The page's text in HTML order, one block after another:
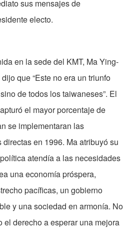
sus mensajes de
electo.
en la sede del KMT, Ma Ying-
que “Este no era un triunfo
de todos los taiwaneses”. El
el mayor porcentaje de
se implementaran las
en 1996. Ma atribuyó su
atendía a las necesidades
una economía próspera,
pacíficas, un gobierno
y una sociedad en armonía. No
el derecho a esperar una mejora